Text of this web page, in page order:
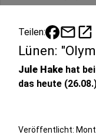
Teilen: mailopen_in_new
Lünen:
Jule Hake hat
das heute
Veröffentlicht: